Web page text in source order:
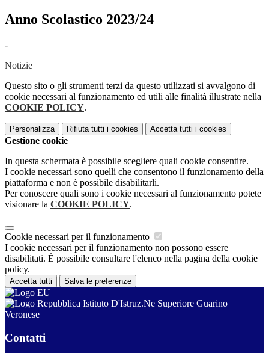
Anno Scolastico 2023/24
-
Notizie
Questo sito o gli strumenti terzi da questo utilizzati si avvalgono di
cookie necessari al funzionamento ed utili alle finalità illustrate nella
COOKIE POLICY.
Personalizza Rifiuta tutti i cookies Accetta tutti i cookies
Gestione cookie
In questa schermata è possibile scegliere quali cookie consentire.
I cookie necessari sono quelli che consentono il funzionamento della
piattaforma e non è possibile disabilitarli.
Per conoscere quali sono i cookie necessari al funzionamento potete
visionare la COOKIE POLICY.
Cookie necessari per il funzionamento
I cookie necessari per il funzionamento non possono essere
disabilitati. È possibile consultare l'elenco nella pagina della cookie
policy.
Accetta tutti Salva le preferenze
Istituto D'Istruz.Ne Superiore Guarino
Veronese
Contatti